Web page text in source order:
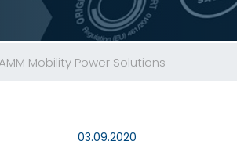
Mobility Power Solutions
03.09.2020